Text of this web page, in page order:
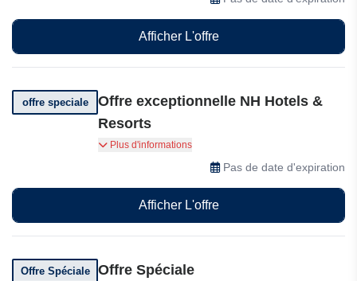
Afficher L'offre
offre speciale
Offre exceptionnelle NH Hotels &
Resorts
Obtenez un bonus supplémentaire de 30 dollars
DISCOVERY pour vos séjours de 2 nuits et plus.
Plus d'informations
Pas de date d'expiration
Afficher L'offre
Offre Spéciale Offre Spéciale